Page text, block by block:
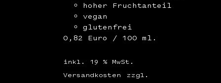
hoher Fruchtanteil
vegan
glutenfrei
0,82 Euro / 100 ml.
inkl. 19 % MwSt.
zzgl.
Versandkosten